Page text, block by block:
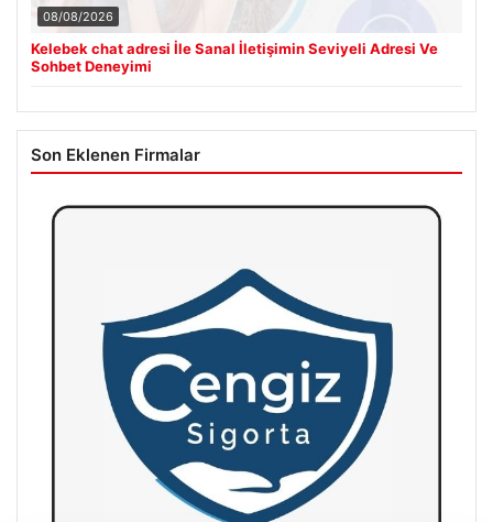
08/08/2026
Kelebek chat adresi İle Sanal İletişimin Seviyeli Adresi Ve
Sohbet Deneyimi
Son Eklenen Firmalar